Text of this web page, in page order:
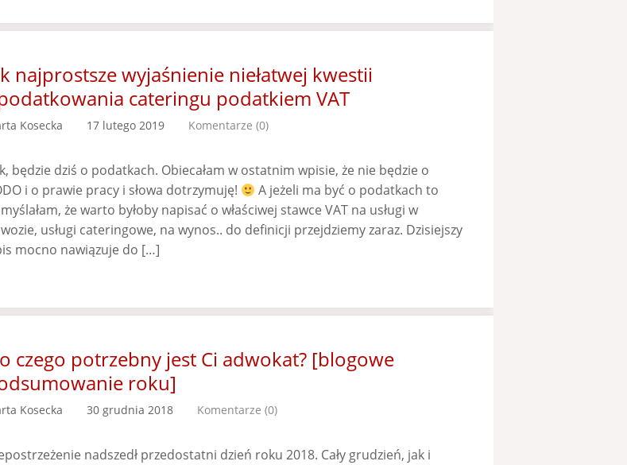
najprostsze wyjaśnienie niełatwej kwestii
cateringu podatkiem VAT
Kosecka 17 lutego 2019 Komentarze (0)
będzie dziś o podatkach. Obiecałam w ostatnim wpisie, że nie będzie o
i o prawie pracy i słowa dotrzymuję!
A jeżeli ma być o podatkach to
że warto byłoby napisać o właściwej stawce VAT na usługi w
usługi cateringowe, na wynos.. do definicji przejdziemy zaraz. Dzisiejszy
mocno nawiązuje do […]
czego potrzebny jest Ci adwokat? [blogowe
roku]
Kosecka 30 grudnia 2018 Komentarze (0)
nadszedł przedostatni dzień roku 2018. Cały grudzień, jak i